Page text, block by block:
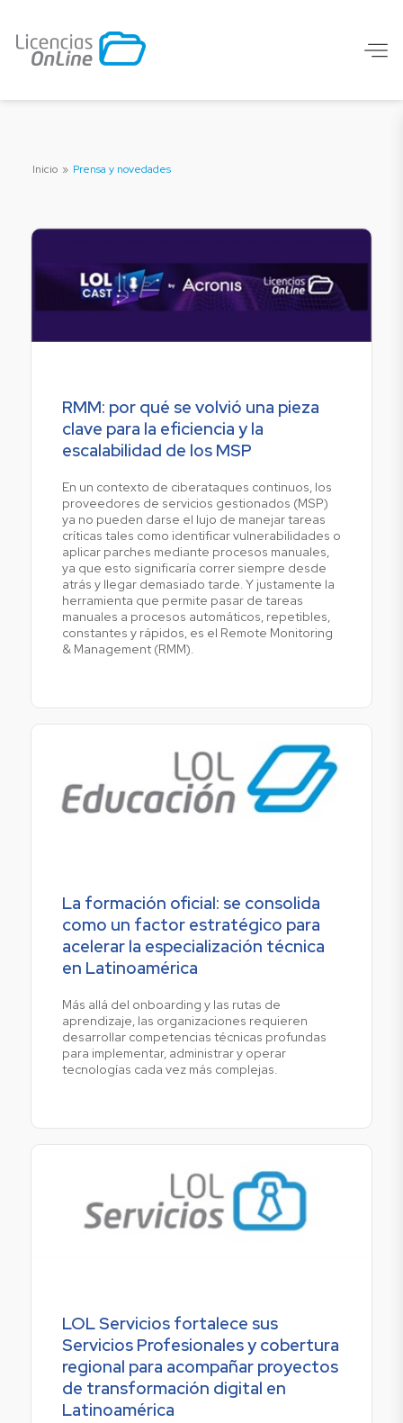
Inicio » Prensa y novedades
RMM: por qué se volvió una pieza
clave para la eficiencia y la
escalabilidad de los MSP
En un contexto de ciberataques continuos, los
proveedores de servicios gestionados (MSP)
ya no pueden darse el lujo de manejar tareas
críticas tales como identificar vulnerabilidades o
aplicar parches mediante procesos manuales,
ya que esto significaría correr siempre desde
atrás y llegar demasiado tarde. Y justamente la
herramienta que permite pasar de tareas
manuales a procesos automáticos, repetibles,
constantes y rápidos, es el Remote Monitoring
& Management (RMM).
La formación oficial: se consolida
como un factor estratégico para
acelerar la especialización técnica
en Latinoamérica
Más allá del onboarding y las rutas de
aprendizaje, las organizaciones requieren
desarrollar competencias técnicas profundas
para implementar, administrar y operar
tecnologías cada vez más complejas.
LOL Servicios fortalece sus
Servicios Profesionales y cobertura
regional para acompañar proyectos
de transformación digital en
Latinoamérica